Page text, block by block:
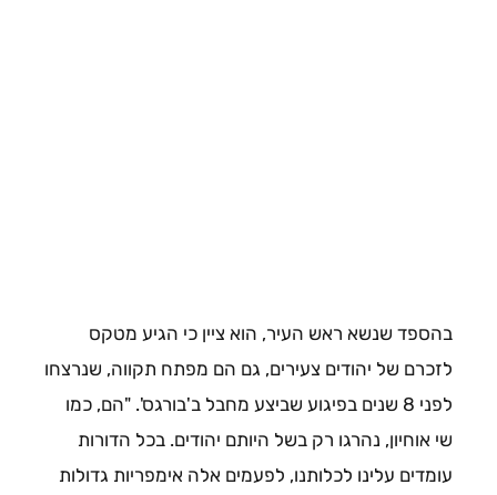
בהספד שנשא ראש העיר, הוא ציין כי הגיע מטקס
לזכרם של יהודים צעירים, גם הם מפתח תקווה, שנרצחו
לפני 8 שנים בפיגוע שביצע מחבל ב'בורגס'. "הם, כמו
שי אוחיון, נהרגו רק בשל היותם יהודים. בכל הדורות
עומדים עלינו לכלותנו, לפעמים אלה אימפריות גדולות